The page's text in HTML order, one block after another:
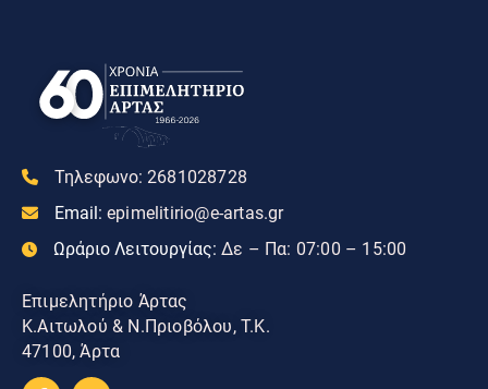
Τηλεφωνο: 2681028728
Email: epimelitirio@e-artas.gr
Ωράριο Λειτουργίας: Δε – Πα: 07:00 – 15:00
Επιμελητήριο Άρτας
Κ.Αιτωλού & Ν.Πριοβόλου, Τ.Κ.
47100, Άρτα